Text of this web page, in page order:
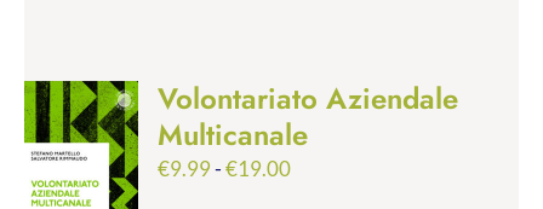
Volontariato Aziendale
Multicanale
€9.99-€19.00Fascia